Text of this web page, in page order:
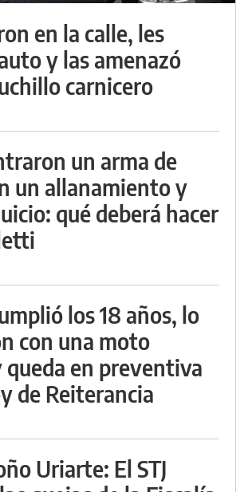
en la calle, les
y las amenazó
carnicero
un arma de
un allanamiento y
qué deberá hacer
los 18 años, lo
con una moto
queda en preventiva
de Reiterancia
Uriarte: El STJ